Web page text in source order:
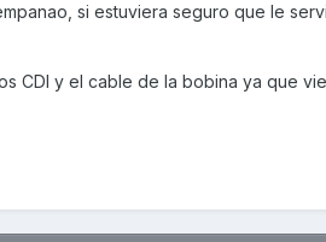
si estuviera seguro que le
CDI y el cable de la bobina ya que